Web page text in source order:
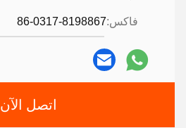
فاكس:86-0317-8198867
اتصل الآن